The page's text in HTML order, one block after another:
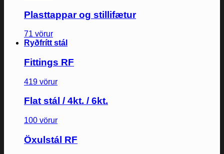
Plasttappar og stillifætur
71 vörur
Ryðfrítt stál
Fittings RF
419 vörur
Flat stál / 4kt. / 6kt.
100 vörur
Öxulstál RF